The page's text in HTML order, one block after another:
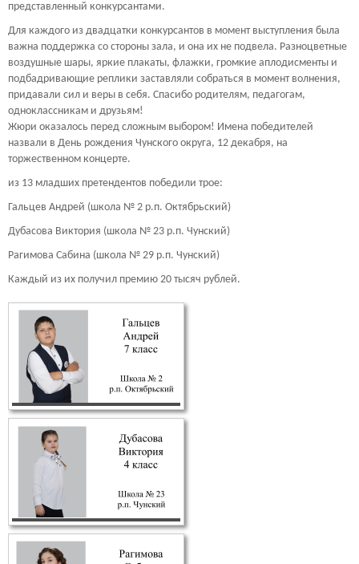
представленный конкурсантами.
Для каждого из двадцатки конкурсантов в момент выступления была
важна поддержка со стороны зала, и она их не подвела. Разноцветные
воздушные шары, яркие плакаты, флажки, громкие аплодисменты и
подбадривающие реплики заставляли собраться в момент волнения,
придавали сил и веры в себя. Спасибо родителям, педагогам,
одноклассникам и друзьям!
Жюри оказалось перед сложным выбором! Имена победителей
назвали в День рождения Чунского округа, 12 декабря, на
торжественном концерте.
из 13 младших претендентов победили трое:
Гальцев Андрей (школа № 2 р.п. Октябрьский)
Дубасова Виктория (школа № 23 р.п. Чунский)
Рагимова Сабина (школа № 29 р.п. Чунский)
Каждый из их получил премию 20 тысяч рублей.